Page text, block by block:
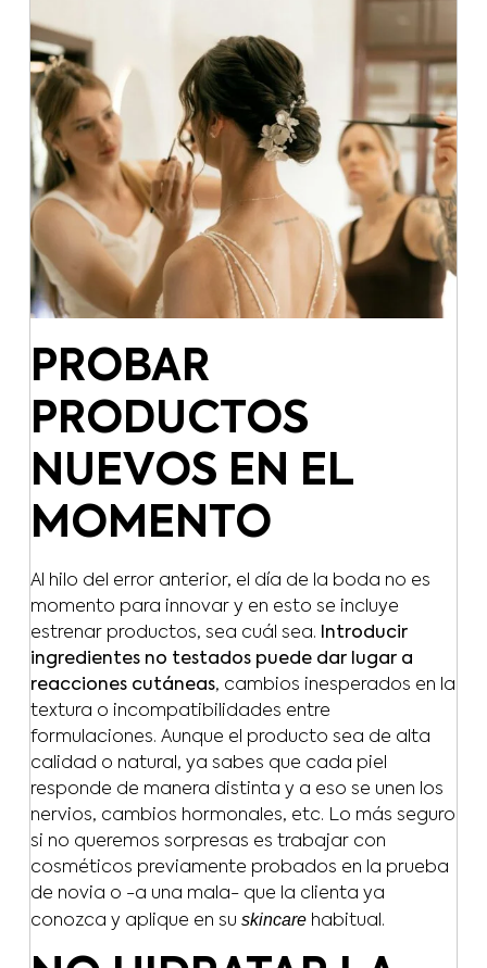
PROBAR
PRODUCTOS
NUEVOS EN EL
MOMENTO
Al hilo del error anterior, el día de la boda no es
momento para innovar y en esto se incluye
estrenar productos, sea cuál sea. Introducir
ingredientes no testados puede dar lugar a
reacciones cutáneas, cambios inesperados en la
textura o incompatibilidades entre
formulaciones. Aunque el producto sea de alta
calidad o natural, ya sabes que cada piel
responde de manera distinta y a eso se unen los
nervios, cambios hormonales, etc. Lo más seguro
si no queremos sorpresas es trabajar con
cosméticos previamente probados en la prueba
de novia o -a una mala- que la clienta ya
conozca y aplique en su skincarehabitual.